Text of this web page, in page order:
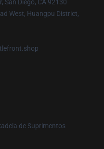
San Diego, CA 92130
West, Huangpu District,
de Suprimentos